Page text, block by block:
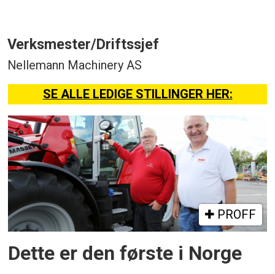
Verksmester/Driftssjef
Nellemann Machinery AS
SE ALLE LEDIGE STILLINGER HER:
PROFF
Dette er den første i Norge